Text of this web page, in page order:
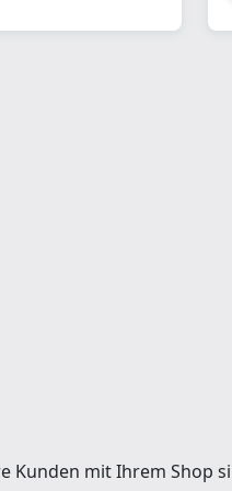
Kunden mit Ihrem Shop